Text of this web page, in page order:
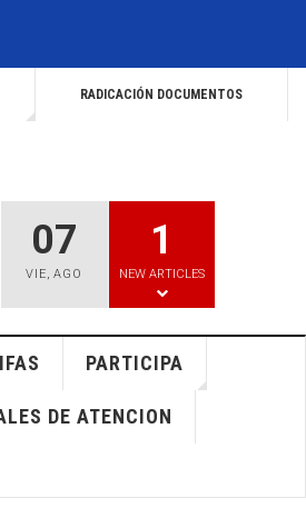
RADICACIÓN DOCUMENTOS
07
VIE,AGO
1
NEW ARTICLES
PARTICIPA
DE ATENCION